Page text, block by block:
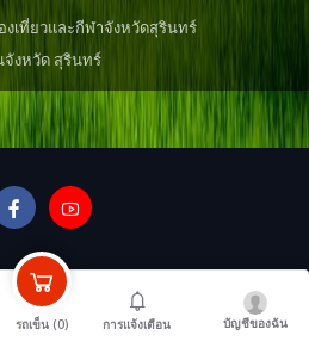
เที่ยวและกีฬาจังหวัดสุรินทร์
จังหวัด สุรินทร์
รถเข็น (0) การแจ้งเตือน บัญชีของฉัน